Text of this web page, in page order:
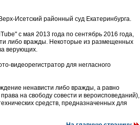
Исетский районный суд Екатеринбурга.
с мая 2013 года по сентябрь 2016 года,
либо вражды. Некоторые из размещенных
верующих.
видеорегистратор для негласного
ненависти либо вражды, а равно
на свободу совести и вероисповеданий),
средств, предназначенных для